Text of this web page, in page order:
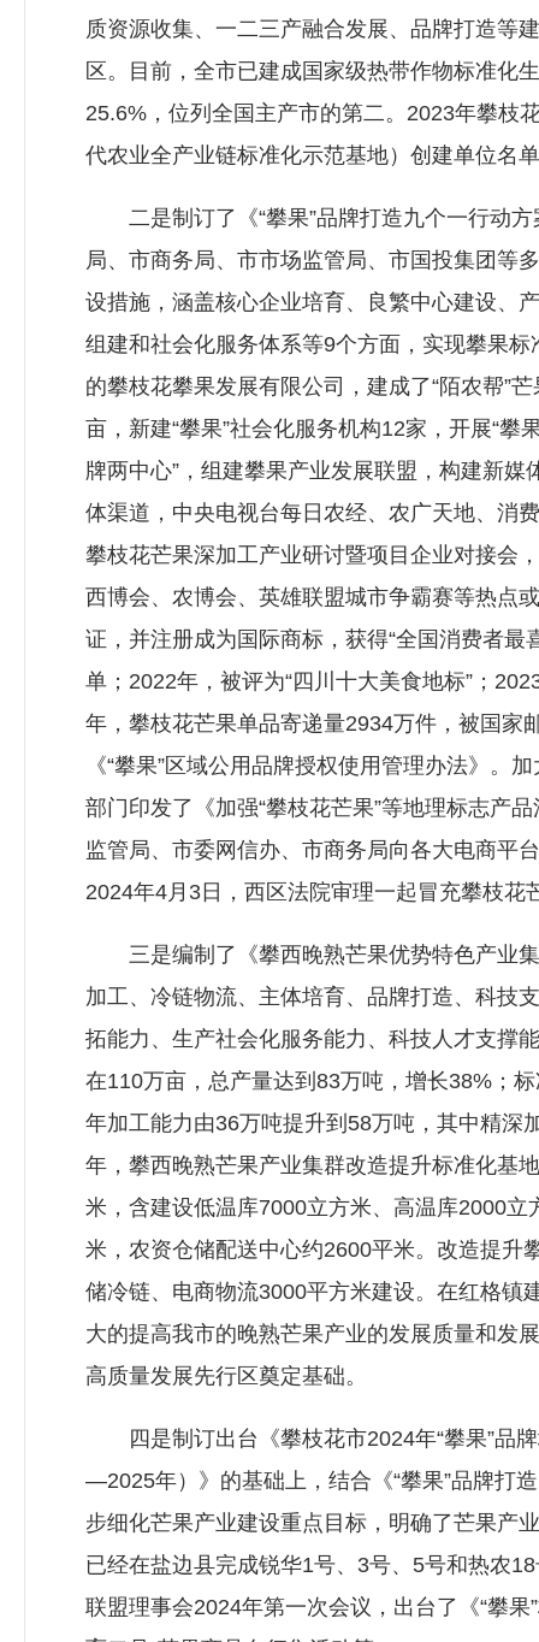
质资源收集、一二三产融合发展、品牌打造等
区。目前，全市已建成国家级热带作物标准化
25.6%，位列全国主产市的第二。2023年攀枝
代农业全产业链标准化示范基地）创建单位名
二是制订了《“攀果”品牌打造九个一行动方
局、市商务局、市市场监管局、市国投集团等
设措施，涵盖核心企业培育、良繁中心建设、
组建和社会化服务体系等9个方面，实现攀果
的攀枝花攀果发展有限公司，建成了“陌农帮”
亩，新建“攀果”社会化服务机构12家，开展“攀
牌两中心”，组建攀果产业发展联盟，构建新
体渠道，中央电视台每日农经、农广天地、消
攀枝花芒果深加工产业研讨暨项目企业对接会
西博会、农博会、英雄联盟城市争霸赛等热点
证，并注册成为国际商标，获得“全国消费者最
单；2022年，被评为“四川十大美食地标”；
年，攀枝花芒果单品寄递量2934万件，被国家
《“攀果”区域公用品牌授权使用管理办法》。
部门印发了《加强“攀枝花芒果”等地理标志产
监管局、市委网信办、市商务局向各大电商平
2024年4月3日，西区法院审理一起冒充攀枝
三是编制了《攀西晚熟芒果优势特色产业集
加工、冷链物流、主体培育、品牌打造、科技
拓能力、生产社会化服务能力、科技人才支撑
在110万亩，总产量达到83万吨，增长38%；
年加工能力由36万吨提升到58万吨，其中精深
年，攀西晚熟芒果产业集群改造提升标准化基
米，含建设低温库7000立方米、高温库2000
米，农资仓储配送中心约2600平米。改造提升
储冷链、电商物流3000平方米建设。在红格镇
大的提高我市的晚熟芒果产业的发展质量和发
高质量发展先行区奠定基础。
四是制订出台《攀枝花市2024年“攀果”品牌
—2025年）》的基础上，结合《“攀果”品牌打
步细化芒果产业建设重点目标，明确了芒果产
已经在盐边县完成锐华1号、3号、5号和热农
联盟理事会2024年第一次会议，出台了《“攀